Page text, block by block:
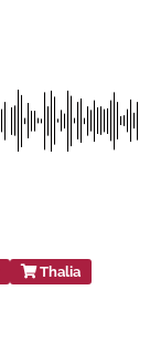
Thalia